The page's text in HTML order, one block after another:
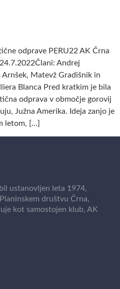
odprave PERU22 AK Črna
Andrej
Arnšek, Matevž Gradišnik in
Blanca Pred kratkim je bila
odprava v območje gorovij
Južna Amerika. Ideja zanjo je
letom, […]
ustanovljen leta 1974,
društvu Črna,
kot samostojen klub, AK